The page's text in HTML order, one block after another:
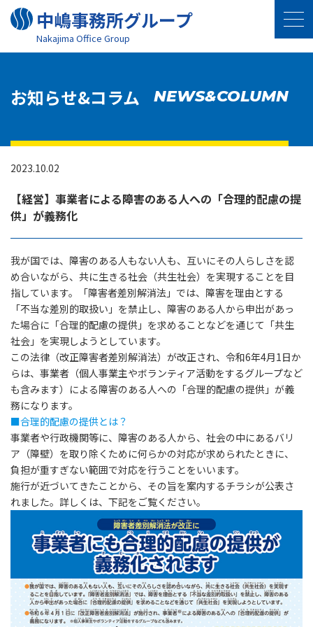
中嶋事務所グループ
Nakajima Oﬃce Group
お知らせ&コラム NEWS&COLUMN
2023.10.02
【経営】事業者による障害のある人への「合理的配慮の提
供」が義務化
我が国では、障害のある人もない人も、互いにその人らしさを認
め合いながら、共に生きる社会（共生社会）を実現することを目
指しています。「障害者差別解消法」では、障害を理由とする
「不当な差別的取扱い」を禁止し、障害のある人から申出があっ
た場合に「合理的配慮の提供」を求めることなどを通じて「共生
社会」を実現しようとしています。
この法律（改正障害者差別解消法）が改正され、令和6年4月1日か
らは、事業者（個人事業主やボランティア活動をするグループなど
も含みます）による障害のある人への「合理的配慮の提供」が義
務になります。
■合理的配慮の提供とは？
事業者や行政機関等に、障害のある人から、社会の中にあるバリ
ア（障壁）を取り除くために何らかの対応が求められたときに、
負担が重すぎない範囲で対応を行うことをいいます。
施行が近づいてきたことから、その旨を案内するチラシが公表さ
れました。詳しくは、下記をご覧ください。